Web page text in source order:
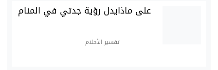
على ماذايدل رؤية جدتي في المنام
تفسير الأحلام